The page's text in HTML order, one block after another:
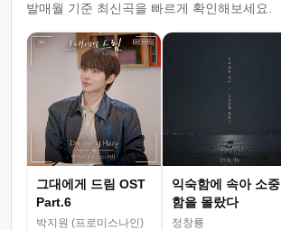
발매월 기준 최신곡을 빠르게 확인해보세요.
그대에게 드림 OST
Part.6
박지원 (프로미스나인)
익숙함에 속아 소중
함을 몰랐다
정창룡